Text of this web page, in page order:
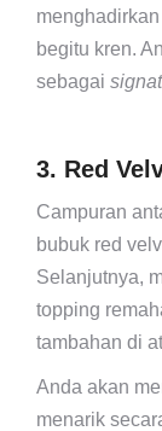
begitu kren.
sebagai
3. Red
Campuran
bubuk red
Selanjutnya,
topping
tambahan di
Anda akan
menarik